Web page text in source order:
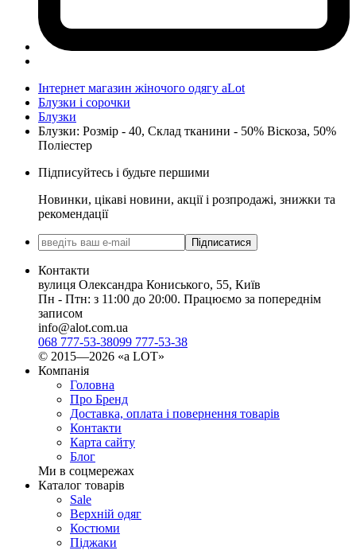
Інтернет магазин жіночого одягу aLot
Блузки і сорочки
Блузки
Блузки: Розмір - 40, Склад тканини - 50% Віскоза, 50%
Поліестер
Підписуйтесь і будьте першими
Новинки, цікаві новини, акції і розпродажі, знижки та
рекомендації
Підписатися
Контакти
вулиця Олександра Кониського, 55, Київ
Пн - Птн: з 11:00 до 20:00. Працюємо за попереднім
записом
info@alot.com.ua
068 777-53-38099 777-53-38
© 2015—2026 «а LOT»
Компанія
Головна
Про Бренд
Доставка, оплата і повернення товарів
Контакти
Карта сайту
Блог
Ми в соцмережах
Каталог товарів
Sale
Верхній одяг
Костюми
Піджаки